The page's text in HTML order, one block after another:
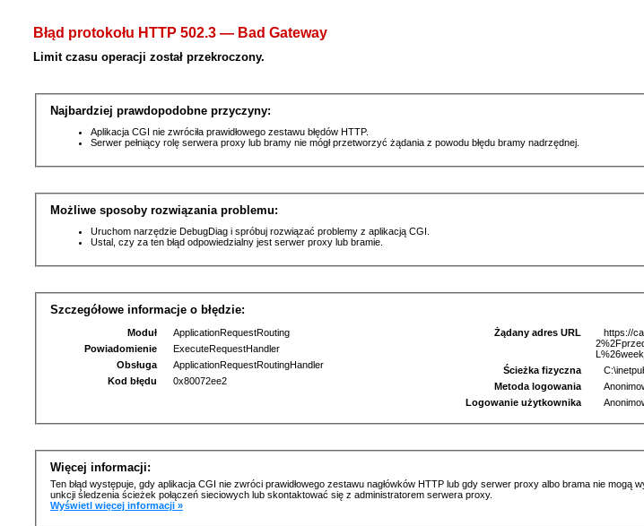
Błąd protokołu HTTP 502.3 — Bad Gateway
Limit czasu operacji został przekroczony.
Najbardziej prawdopodobne przyczyny:
Aplikacja CGI nie zwróciła prawidłowego zestawu błędów HTTP.
Serwer pełniący rolę serwera proxy lub bramy nie mógł przetworzyć żądania z powodu błędu bramy nadrzędnej.
Możliwe sposoby rozwiązania problemu:
Uruchom narzędzie DebugDiag i spróbuj rozwiązać problemy z aplikacją CGI.
Ustal, czy za ten błąd odpowiedzialny jest serwer proxy lub bramie.
Szczegółowe informacje o błędzie:
Moduł
ApplicationRequestRouting
Powiadomienie
ExecuteRequestHandler
Obsługa
ApplicationRequestRoutingHandler
Kod błędu
0x80072ee2
Żądany adres URL
https://
Ścieżka fizyczna
Metoda logowania
Logowanie użytkownika
Więcej informacji:
Ten błąd występuje, gdy aplikacja CGI nie zwróci prawidłowego zestawu nagłówków HTTP lub gdy serwer proxy albo brama nie
unkcji śledzenia ścieżek połączeń sieciowych lub skontaktować się z administratorem serwera proxy.
Wyświetl więcej informacji »